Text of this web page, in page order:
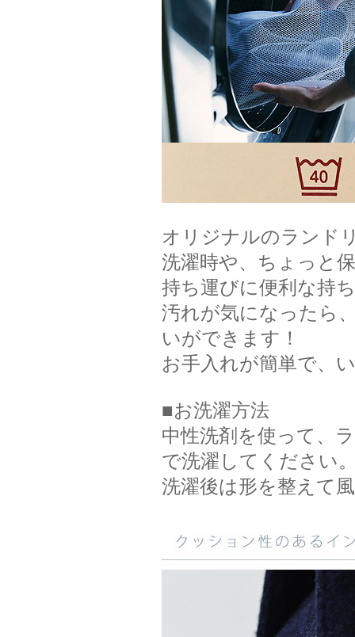
オリジナルのランド
洗濯時や、ちょっと
持ち運びに便利な持
汚れが気になったら
いができます！
お手入れが簡単で、
■お洗濯方法
中性洗剤を使って、
で洗濯してください
洗濯後は形を整えて